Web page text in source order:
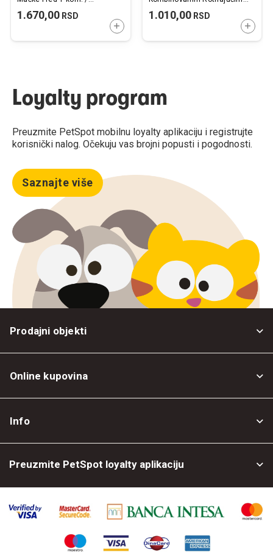
1.670,00 RSD
DODAJTE U KORPU
22cm
1.010,00RSD
Loyalty program
Preuzmite PetSpot mobilnu loyalty aplikaciju i registrujte
korisnički nalog. Očekuju vas brojni popusti i pogodnosti.
Saznajte više
Prodajni objekti
Online kupovina
Info
Preuzmite PetSpot loyalty aplikaciju